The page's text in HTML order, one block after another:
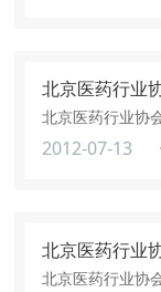
北京医药行业
北京医药行业协
2012-07-13
北京医药行业
北京医药行业协